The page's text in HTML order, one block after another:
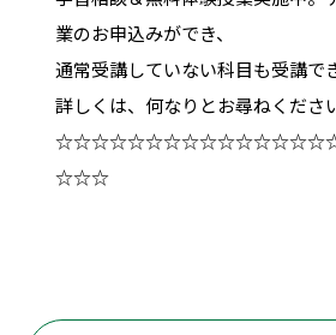
業のお申込みができ、
通常受講していない科目も受講で
詳しくは、何なりとお尋ねくださ
☆☆☆